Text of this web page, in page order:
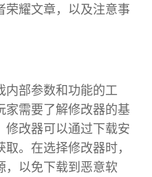
荣耀文章，以及注意事
内部参数和功能的工
家需要了解修改器的基
修改器可以通过下载安
。在选择修改器时，
，以免下载到恶意软